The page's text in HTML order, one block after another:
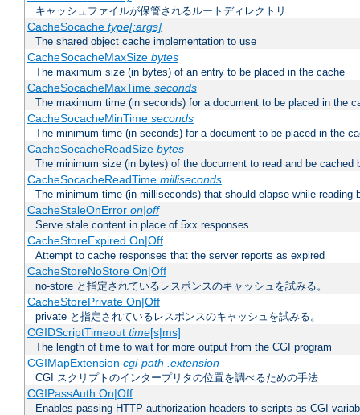
キャッシュファイルが保管されるルートディレクトリ
CacheSocache type[:args]
The shared object cache implementation to use
CacheSocacheMaxSize bytes
The maximum size (in bytes) of an entry to be placed in the cache
CacheSocacheMaxTime seconds
The maximum time (in seconds) for a document to be placed in the
CacheSocacheMinTime seconds
The minimum time (in seconds) for a document to be placed in the
CacheSocacheReadSize bytes
The minimum size (in bytes) of the document to read and be cached
CacheSocacheReadTime milliseconds
The minimum time (in milliseconds) that should elapse while reading
CacheStaleOnError on|off
Serve stale content in place of 5xx responses.
CacheStoreExpired On|Off
Attempt to cache responses that the server reports as expired
CacheStoreNoStore On|Off
no-store と指定されているレスポンスのキャッシュを試みる。
CacheStorePrivate On|Off
private と指定されているレスポンスのキャッシュを試みる。
CGIDScriptTimeout time[s|ms]
The length of time to wait for more output from the CGI program
CGIMapExtension cgi-path .extension
CGI スクリプトのインタープリタの位置を調べるための手法
CGIPassAuth On|Off
Enables passing HTTP authorization headers to scripts as CGI